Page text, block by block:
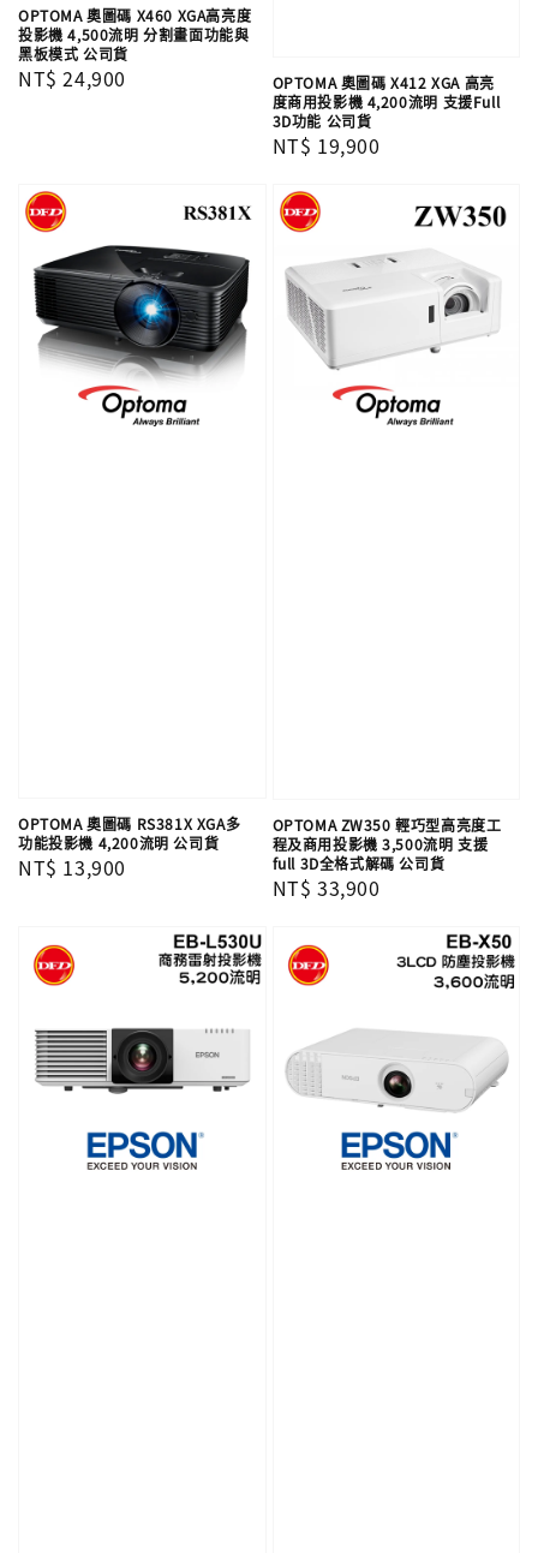
OPTOMA 奧圖碼 X460 XGA高亮度
投影機 4,500流明 分割畫面功能與
黑板模式 公司貨
Regular
NT$ 24,900
OPTOMA 奧圖碼 X412 XGA 高亮
度商用投影機 4,200流明 支援Full
3D功能 公司貨
Regular
NT$ 19,900
OPTOMA 奧圖碼 RS381X XGA多
功能投影機 4,200流明 公司貨
Regular
NT$ 13,900
OPTOMA ZW350 輕巧型高亮度工
程及商用投影機 3,500流明 支援
full 3D全格式解碼 公司貨
Regular
NT$ 33,900